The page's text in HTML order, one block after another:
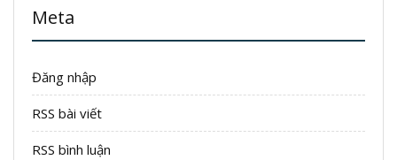
Meta
Đăng nhập
RSS bài viết
RSS bình luận